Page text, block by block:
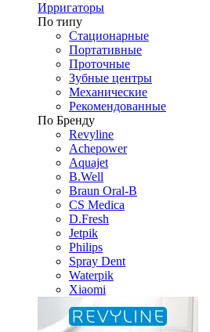
Ирригаторы
По типу
Стационарные
Портативные
Проточные
Зубные центры
Механические
Рекомендованные
По Бренду
Revyline
Achepower
Aquajet
B.Well
Braun Oral-B
CS Medica
D.Fresh
Jetpik
Philips
Spray Dent
Waterpik
Xiaomi